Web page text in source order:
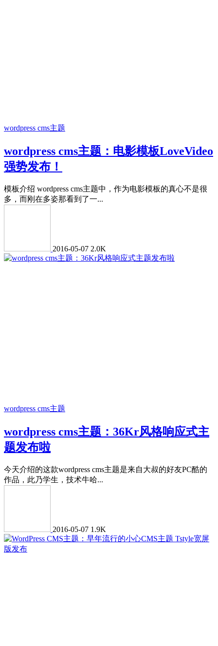
wordpress cms主题
wordpress cms主题：电影模板LoveVideo
强势发布！
模板介绍 wordpress cms主题中，作为电影模板的真心不是很
多，而刚在多姿那看到了一...
2016-05-07 2.0K
wordpress cms主题
wordpress cms主题：36Kr风格响应式主
题发布啦
今天介绍的这款wordpress cms主题是来自大叔的好友PC酷的
作品，此乃学生，技术牛哈...
2016-05-07 1.9K